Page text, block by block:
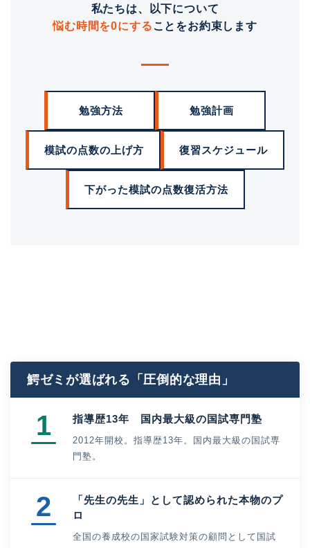
私たちは、以下について
悩む時間を0にする ことをお約束します
勉強方法 勉強計画
模試の点数の上げ方 復習スケジュール
下がった模試の点数復活方法
鰐ゼミが選ばれる「圧倒的な理由」
1 指導歴13年 国内最大級の国試専門塾
2012年開校。指導歴13年。国内最大級の国試専
門塾。
2
「先生の先生」として認められた本物のプ
ロ
全国の養成校の国家試験対策の顧問として国試